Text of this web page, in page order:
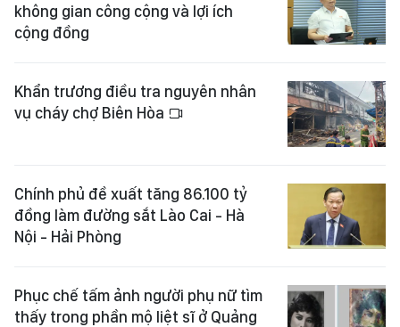
không gian công cộng và lợi ích
cộng đồng
Khẩn trương điều tra nguyên nhân
vụ cháy chợ Biên Hòa
Chính phủ đề xuất tăng 86.100 tỷ
đồng làm đường sắt Lào Cai - Hà
Nội - Hải Phòng
Phục chế tấm ảnh người phụ nữ tìm
thấy trong phần mộ liệt sĩ ở Quảng